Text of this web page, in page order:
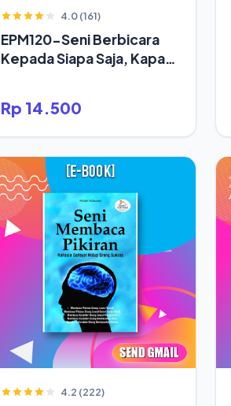
4.0 (161)
EPM120-Seni Berbicara
Kepada Siapa Saja, Kapan
Rp 14.500
4.2 (222)